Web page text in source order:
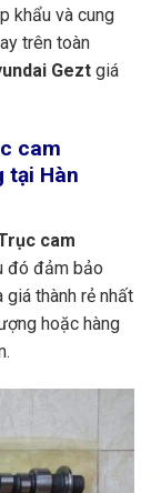
khẩu và cung
trên toàn
Gezt giá
cam
tại Hàn
cam
đó đảm bảo
thành rẻ nhất
hoặc hàng